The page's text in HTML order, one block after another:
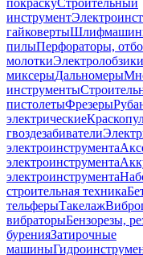
покраскуСтроительный
инструмент
гайковерты
пилыПерфораторы,
молоткиЭлектролобзики
миксерыДальномеры
инструменты
пистолетыФрезеры
электрические
гвоздезабиватели
электроинструмента
электроинструмента
электроинструмента
строительная техника
тельферыТакелаж
вибраторыБензорезы,
буренияЗатирочные
машины